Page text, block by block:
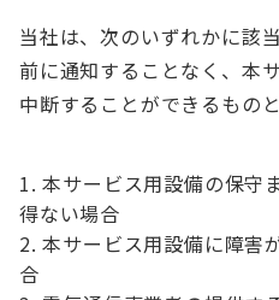
当社は、次のいずれかに該
前に通知することなく、本
中断することができるものと
本サービス用設備の保守
得ない場合
本サービス用設備に障害
合